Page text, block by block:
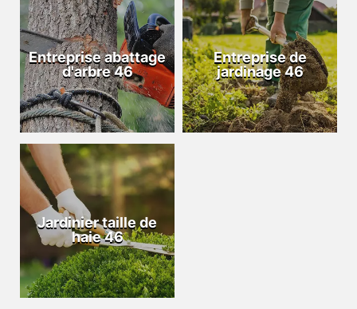
Entreprise abattage
d'arbre 46
Entreprise de
jardinage 46
Jardinier taille de
haie 46